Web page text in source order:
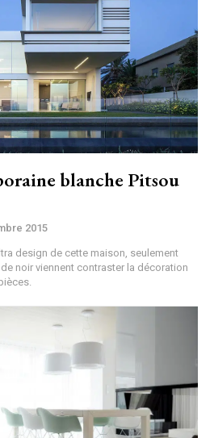
blanche Pitsou
2015
design de cette maison, seulement
noir viennent contraster la décoration